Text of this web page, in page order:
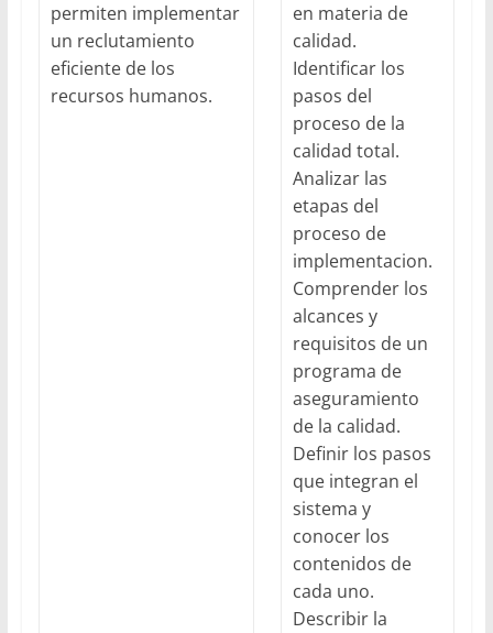
permiten implementar
un reclutamiento
eficiente de los
recursos humanos.
en materia de
calidad.
Identificar los
pasos del
proceso de la
calidad total.
Analizar las
etapas del
proceso de
implementacion.
Comprender los
alcances y
requisitos de un
programa de
aseguramiento
de la calidad.
Definir los pasos
que integran el
sistema y
conocer los
contenidos de
cada uno.
Describir la